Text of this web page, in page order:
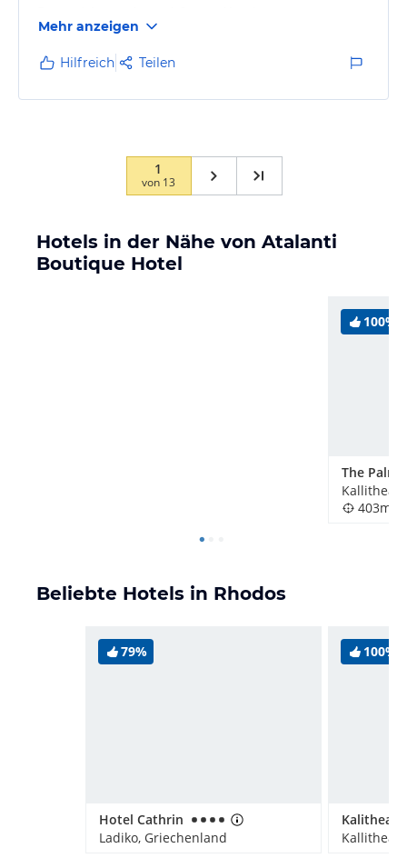
Mehr anzeigen
Hilfreich Teilen
1
von 13
Hotels in der Nähe von Atalanti
Boutique Hotel
100%
Kallithea,
403m
Beliebte Hotels in Rhodos
79%
Hotel Cathrin
Ladiko, Griechenland
100%
Kallithea,